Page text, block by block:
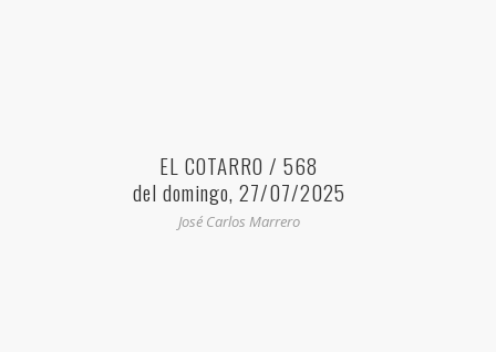
EL COTARRO / 568
del domingo, 27/07/2025
José Carlos Marrero